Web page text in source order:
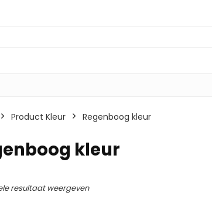
Product Kleur Regenboog kleur
kleur
resultaat weergeven